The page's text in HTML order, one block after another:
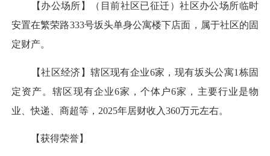
【办公场所】（目前社区已征迁）社区办公场所临时
安置在繁荣路333号坂头单身公寓楼下店面，属于社区的固
定财产。
【社区经济】辖区现有企业6家，现有坂头公寓1栋固
定资产。辖区现有企业6家，个体户6家，主要行业是物
业、快递、商超等，2025年居财收入360万元左右。
【获得荣誉】